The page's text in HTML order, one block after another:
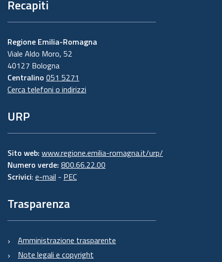
Recapiti
Regione Emilia-Romagna
Viale Aldo Moro, 52
40127 Bologna
Centralino 051 5271
Cerca telefoni o indirizzi
URP
Sito web: www.regione.emilia-romagna.it/urp/
Numero verde: 800.66.22.00
Scrivici: e-mail - PEC
Trasparenza
Amministrazione trasparente
Note legali e copyright